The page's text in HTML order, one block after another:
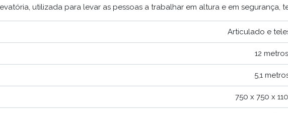
utilizada para levar as pessoas a trabalhar em altura e em segurança,
Articulado e
12 metros
5,1
750 x 750 x